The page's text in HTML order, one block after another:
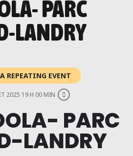
PARC
LANDRY
REPEATING EVENT
2025 19 H 00 MIN
PARC
LANDRY